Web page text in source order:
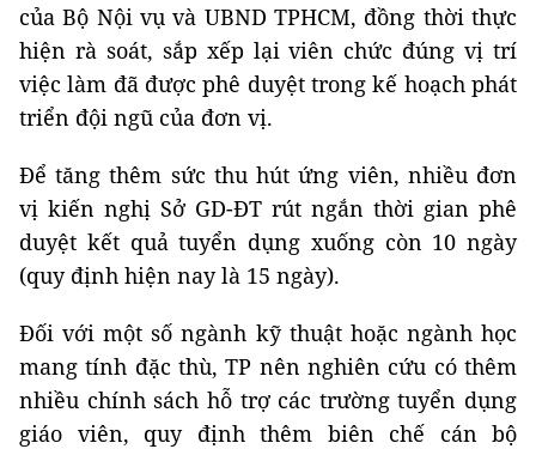
của Bộ Nội vụ và UBND TPHCM, đồng thời thực
hiện rà soát, sắp xếp lại viên chức đúng vị trí
việc làm đã được phê duyệt trong kế hoạch phát
triển đội ngũ của đơn vị.
Để tăng thêm sức thu hút ứng viên, nhiều đơn
vị kiến nghị Sở GD-ĐT rút ngắn thời gian phê
duyệt kết quả tuyển dụng xuống còn 10 ngày
(quy định hiện nay là 15 ngày).
Đối với một số ngành kỹ thuật hoặc ngành học
mang tính đặc thù, TP nên nghiên cứu có thêm
nhiều chính sách hỗ trợ các trường tuyển dụng
giáo viên, quy định thêm biên chế cán bộ